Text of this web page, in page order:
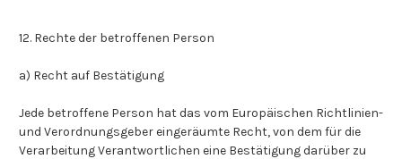
12. Rechte der betroffenen Person
a) Recht auf Bestätigung
Jede betroffene Person hat das vom Europäischen Richtlinien-
und Verordnungsgeber eingeräumte Recht, von dem für die
Verarbeitung Verantwortlichen eine Bestätigung darüber zu